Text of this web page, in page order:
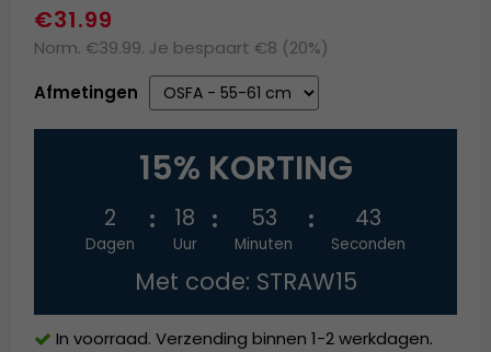
€31.99
Norm. €39.99. Je bespaart €8 (20%)
Afmetingen
15% KORTING
2
Dagen
18
Uur
53
Minuten
42
Seconden
Met code: STRAW15
In voorraad. Verzending binnen 1-2 werkdagen.